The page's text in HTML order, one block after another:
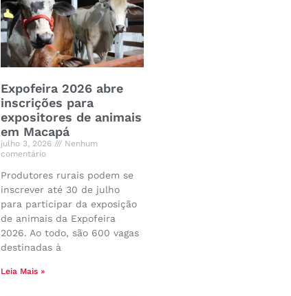
Expofeira 2026 abre
inscrições para
expositores de animais
em Macapá
julho 3, 2026
Nenhum
comentário
Produtores rurais podem se
inscrever até 30 de julho
para participar da exposição
de animais da Expofeira
2026. Ao todo, são 600 vagas
destinadas à
Leia Mais »